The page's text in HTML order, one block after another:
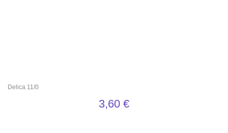
Delica 11/0
3,60 €